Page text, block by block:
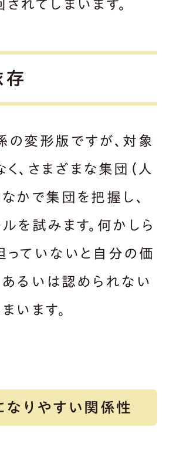
れてしまいます。
存
の変形版ですが、対象
、さまざまな集団（人
かで集団を把握し、
を試みます。何かしら
っていないと自分の価
あるいは認められない
います。
なりやすい関係性